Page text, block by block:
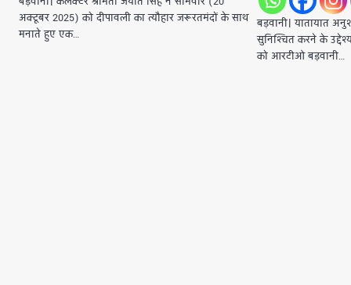
अक्टूबर 2025) को दीपावली का त्यौहार जरूरतमंदों के साथ
मनाते हुए एक…
बड़वानी। ​यातायात
सुनिश्चित करने के
को आरटीओ बड़वानी…